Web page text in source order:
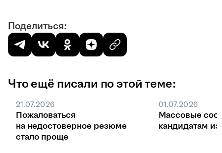
Поделиться:
Что ещё писали по этой теме:
21.07.2026
Пожаловаться
на недостоверное резюме
стало проще
01.07.2026
Массовые
кандидатам